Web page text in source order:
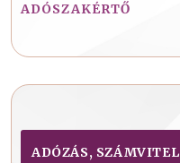
ADÓSZAKÉRTŐ
ADÓZÁS, SZÁMVITEL